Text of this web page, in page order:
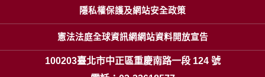
隱私權保護及網站安全政策
憲法法庭全球資訊網網站資料開放宣告
100203臺北市中正區重慶南路一段 124 號